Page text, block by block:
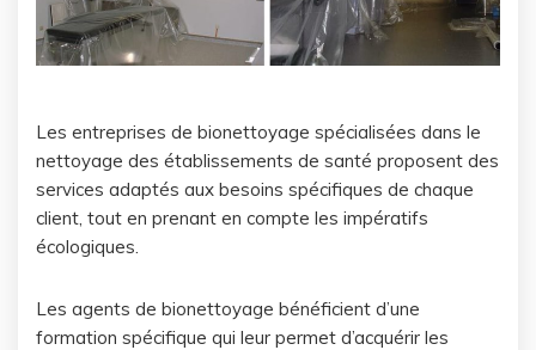
Les entreprises de bionettoyage spécialisées dans le
nettoyage des établissements de santé proposent des
services adaptés aux besoins spécifiques de chaque
client, tout en prenant en compte les impératifs
écologiques.
Les agents de bionettoyage bénéficient d’une
formation spécifique qui leur permet d’acquérir les